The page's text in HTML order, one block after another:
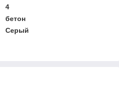
4
бетон
Серый